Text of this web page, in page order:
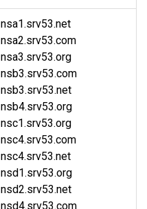
nsa1.srv53.net
nsa2.srv53.com
nsa3.srv53.org
nsb3.srv53.com
nsb3.srv53.net
nsb4.srv53.org
nsc1.srv53.org
nsc4.srv53.com
nsc4.srv53.net
nsd1.srv53.org
nsd2.srv53.net